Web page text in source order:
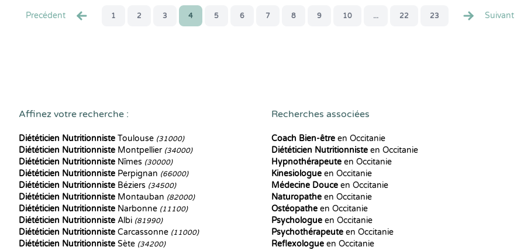
Precédent 1 2 3 4 5 6 7 8 9 10 ... 22 23 Suivant
Affinez votre recherche :
Diététicien Nutritionniste Toulouse (31000)
Diététicien Nutritionniste Montpellier (34000)
Diététicien Nutritionniste Nîmes (30000)
Diététicien Nutritionniste Perpignan (66000)
Diététicien Nutritionniste Béziers (34500)
Diététicien Nutritionniste Montauban (82000)
Diététicien Nutritionniste Narbonne (11100)
Diététicien Nutritionniste Albi (81990)
Diététicien Nutritionniste Carcassonne (11000)
Diététicien Nutritionniste Sète (34200)
Recherches associées
Coach Bien-être en Occitanie
Diététicien Nutritionniste en Occitanie
Hypnothérapeute en Occitanie
Kinesiologue en Occitanie
Médecine Douce en Occitanie
Naturopathe en Occitanie
Ostéopathe en Occitanie
Psychologue en Occitanie
Psychothérapeute en Occitanie
Reflexologue en Occitanie